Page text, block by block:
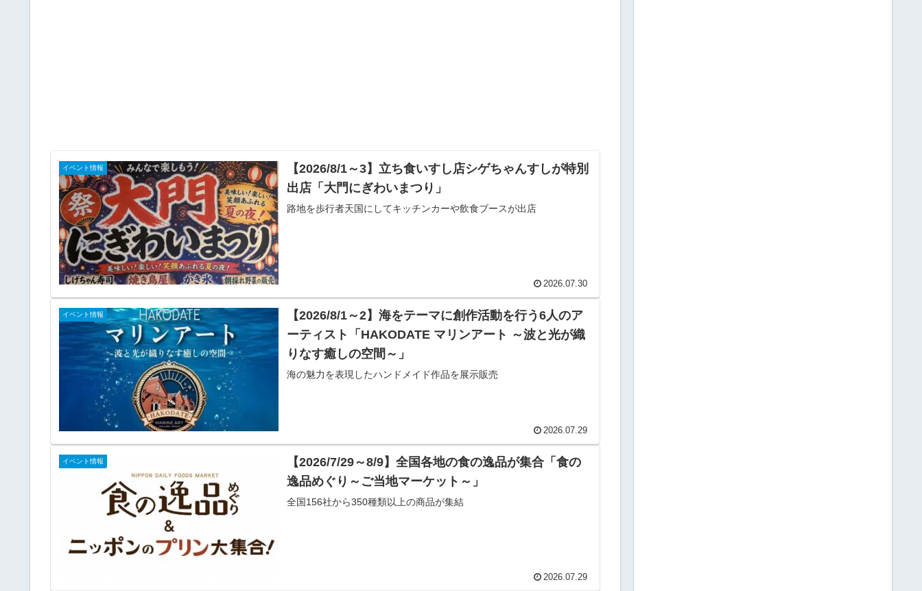
イベント情報
【2026/8/1～3】立ち食いすし店シゲちゃんすしが特別
出店「大門にぎわいまつり」
路地を歩行者天国にしてキッチンカーや飲食ブースが出店
2026.07.30
イベント情報
【2026/8/1～2】海をテーマに創作活動を行う6人のア
ーティスト「HAKODATE マリンアート ～波と光が織
りなす癒しの空間～」
海の魅力を表現したハンドメイド作品を展示販売
2026.07.29
イベント情報
【2026/7/29～8/9】全国各地の食の逸品が集合「食の
逸品めぐり～ご当地マーケット～」
全国156社から350種類以上の商品が集結
2026.07.29